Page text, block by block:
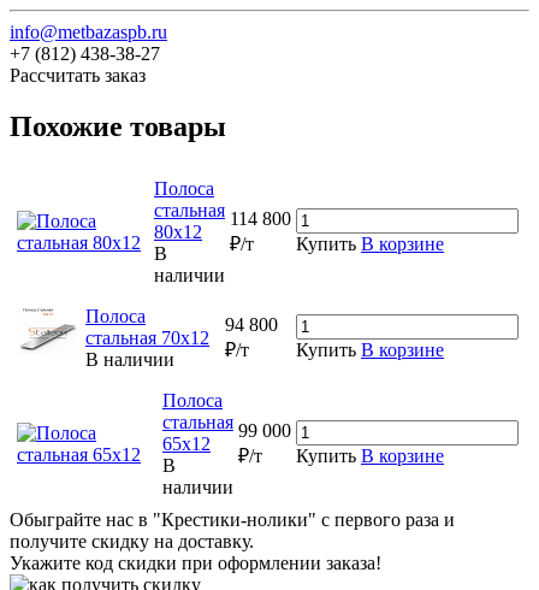
info@metbazaspb.ru
+7 (812) 438-38-27
Рассчитать заказ
Похожие товары
Полоса
стальная
80х12
В
наличии
114 800
₽/т
Купить В корзине
Полоса
стальная 70х12
В наличии
94 800
₽/т
Купить В корзине
Полоса
стальная
65х12
В
наличии
99 000
₽/т
Купить В корзине
Обыграйте нас в "Крестики-нолики" с первого раза и
получите скидку на доставку.
Укажите код скидки при оформлении заказа!